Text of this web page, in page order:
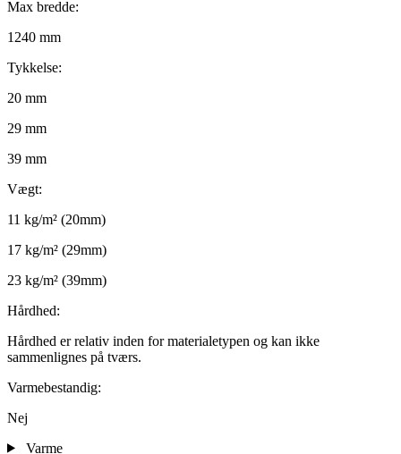
Max bredde:
1240 mm
Tykkelse:
20 mm
29 mm
39 mm
Vægt:
11 kg/m² (20mm)
17 kg/m² (29mm)
23 kg/m² (39mm)
Hårdhed:
Hårdhed er relativ inden for materialetypen og kan ikke
sammenlignes på tværs.
Varmebestandig:
Nej
Varme